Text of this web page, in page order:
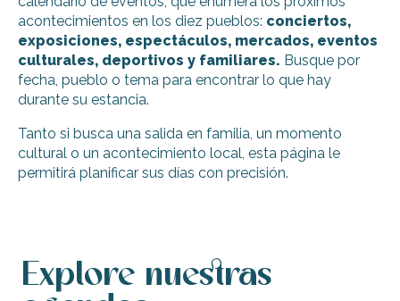
acontecimientos en los diez pueblos: conciertos,
exposiciones, espectáculos, mercados, eventos
culturales, deportivos y familiares. Busque por
fecha, pueblo o tema para encontrar lo que hay
durante su estancia.
Tanto si busca una salida en familia, un momento
cultural o un acontecimiento local, esta página le
permitirá planificar sus días con precisión.
Explore nuestras